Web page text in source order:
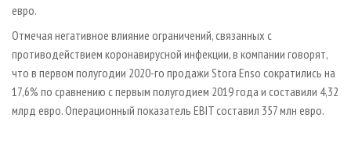
ИНСТРУМЕНТ И МАТЕРИАЛЫ
БИБЛИОТЕКА СПЕЦИАЛИСТА
евро.
Отмечая негативное влияние ограничений, связанных с
противодействием коронавирусной инфекции, в компании говорят,
что в первом полугодии 2020-го продажи Stora Enso сократились на
17,6% по сравнению с первым полугодием 2019 года и составили 4,32
млрд евро. Операционный показатель EBIT составил 357 млн евро.